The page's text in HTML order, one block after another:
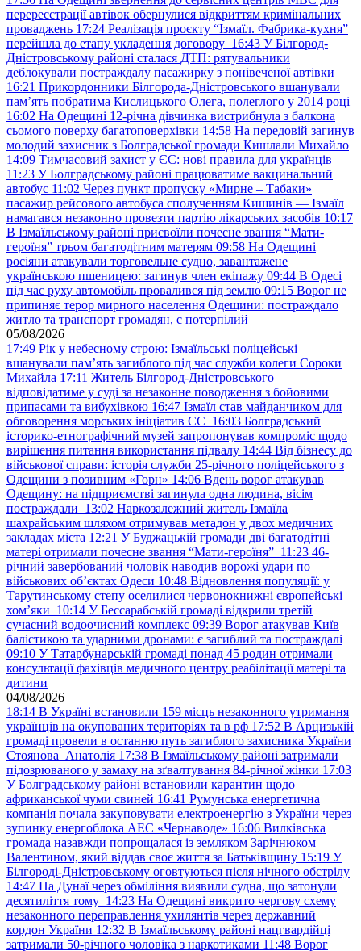
перереєстрації автівок обернулися відкриттям кримінальних
проваджень 17:24 Реалізація проєкту “Ізмаїл. Фабрика-кухня”
перейшла до етапу укладення договору 16:43 У Білгород-
Дністровському районі сталася ДТП: рятувальники
деблокували постраждалу пасажирку з понівеченої автівки
16:21 Прикордонники Білгорода-Дністровського вшанували
пам’ять побратима Кислицького Олега, полеглого у 2014 році
16:02 На Одещині 12-річна дівчинка вистрибнула з балкона
сьомого поверху багатоповерхівки 14:58 На передовій загинув
молодий захисник з Болградської громади Кишлали Михайло
14:09 Тимчасовий захист у ЄС: нові правила для українців
11:23 У Болградському районі працюватиме вакцинальний
автобус 11:02 Через пункт пропуску «Мирне – Табаки»
пасажир рейсового автобуса сполученням Кишинів — Ізмаїл
намагався незаконно провезти партію лікарських засобів 10:17
В Ізмаїльському районі присвоїли почесне звання “Мати-
героїня” трьом багатодітним матерям 09:58 На Одещині
росіяни атакували торговельне судно, завантажене
українською пшеницею: загинув член екіпажу 09:44 В Одесі
під час руху автомобіль провалився під землю 09:15 Ворог не
припиняє терор мирного населення Одещини: постраждало
житло та транспорт громадян, є потерпілий
05/08/2026
17:49 Рік у небесному строю: Ізмаїльські поліцейські
вшанували пам’ять загиблого під час служби колеги Сороки
Михайла 17:11 Житель Білгород-Дністровського
відповідатиме у суді за незаконне поводження з бойовими
припасами та вибухівкою 16:47 Ізмаїл став майданчиком для
обговорення морських ініціатив ЄС 16:03 Болградський
історико-етнографічний музей запропонував компроміс щодо
вирішення питання використання підвалу 14:44 Від бізнесу до
військової справи: історія служби 25-річного поліцейського з
Одещини з позивним «Горн» 14:06 Вдень ворог атакував
Одещину: на підприємстві загинула одна людина, вісім
постраждали 13:02 Наркозалежний житель Ізмаїла
шахрайським шляхом отримував метадон у двох медичних
закладах міста 12:21 У Буджацькій громади дві багатодітні
матері отримали почесне звання “Мати-героїня” 11:23 46-
річний завербований чоловік наводив ворожі удари по
військових обʼєктах Одеси 10:48 Відновлення популяції: у
Тарутинському степу оселилися червонокнижні європейські
хом’яки 10:14 У Бессарабській громаді відкрили третій
сучасний водоочисний комплекс 09:39 Ворог атакував Київ
балістикою та ударними дронами: є загиблий та постраждалі
09:10 У Татарбунарській громаді понад 45 родин отримали
консультації фахівців медичного центру реабілітації матері та
дитини
04/08/2026
18:14 В Україні встановили 159 місць незаконного утримання
українців на окупованих територіях та в рф 17:52 В Арцизькій
громаді провели в останню путь загиблого захисника України
Стоянова Анатолія 17:38 В Ізмаїльському районі затримали
підозрюваного у замаху на зґвалтування 84-річної жінки 17:03
У Болградському районі встановили карантин щодо
африканської чуми свиней 16:41 Румунська енергетична
компанія почала закуповувати електроенергію з України через
зупинку енергоблока АЕС «Чернаводе» 16:06 Вилківська
громада назавжди попрощалася із земляком Зарічнюком
Валентином, який віддав своє життя за Батьківщину 15:19 У
Білгороді-Дністровському оговтуються після нічного обстрілу
14:47 На Дунаї через обміління виявили судна, що затонули
десятиліття тому 14:23 На Одещині викрито чергову схему
незаконного переправлення ухилянтів через державний
кордон України 12:32 В Ізмаїльському районі нацгвардійці
затримали 50-річного чоловіка з наркотиками 11:48 Ворог